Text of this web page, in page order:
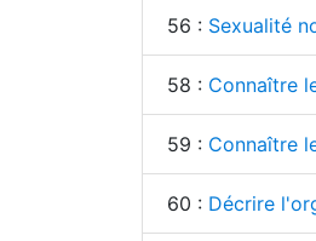
56 : Sexualité
58 : Connaître
59 : Connaître
60 : Décrire